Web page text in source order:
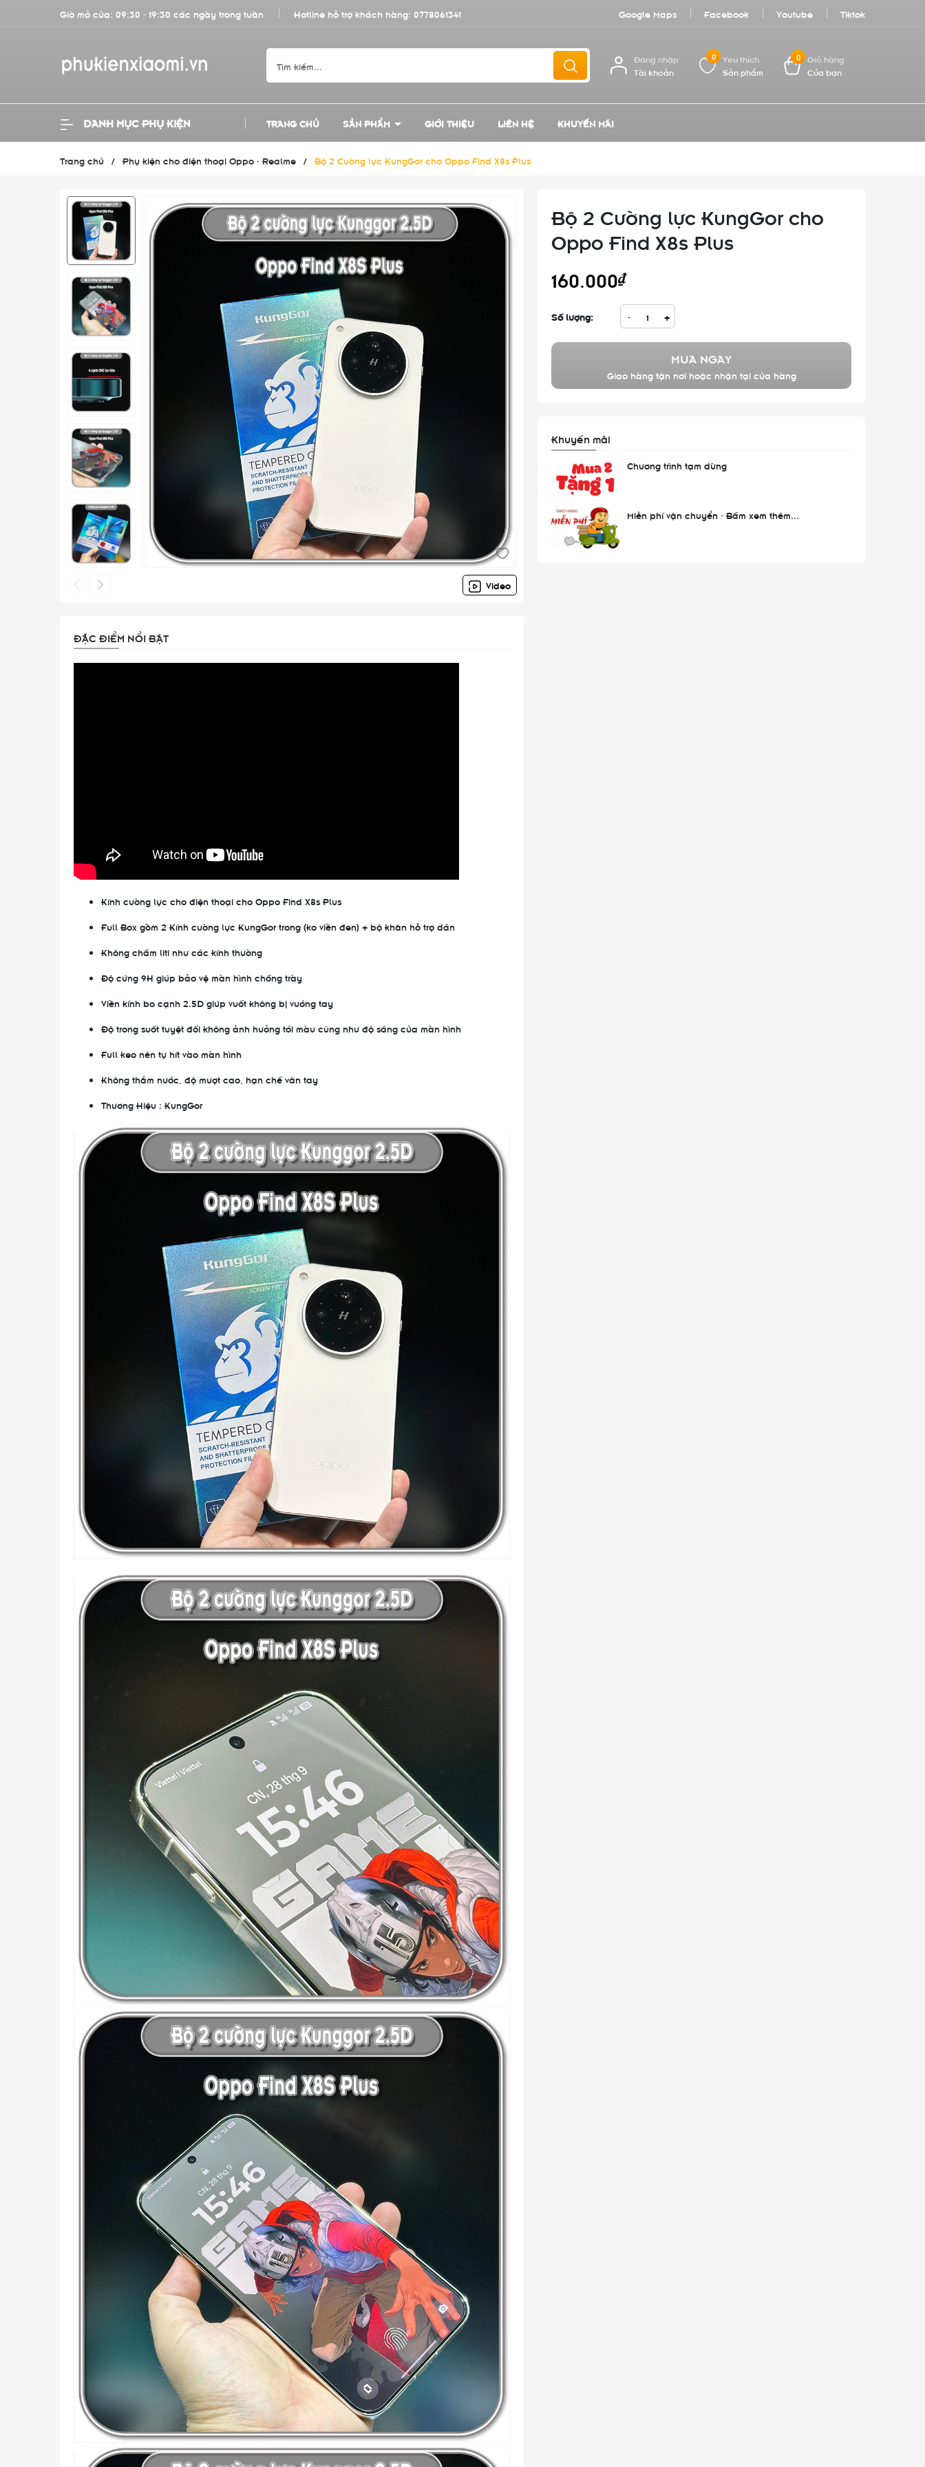
Giờ mở cửa: 09:30 - 19:30 các ngày trong tuần Hotline hỗ trợ khách hàng: 0778061341 Google Maps Facebook Youtube Tiktok
Đăng nhập
Tài khoản
0
Yêu thích
Sản phẩm
0
Giỏ hàng
Của bạn
DANH MỤC PHỤ KIỆN TRANG CHỦ SẢN PHẨM GIỚI THIỆU LIÊN HỆ KHUYẾN MÃI
Trang chủ / Phụ kiện cho điện thoại Oppo - Realme / Bộ 2 Cường lực KungGor cho Oppo Find X8s Plus
Video
ĐẶC ĐIỂM NỔI BẬT
Kính cường lực cho điện thoại cho Oppo Find X8s Plus
Full Box gồm 2 Kính cường lực KungGor trong (ko viền đen) + bộ khăn hỗ trợ dán
Không chấm liti như các kính thường
Độ cứng 9H giúp bảo vệ màn hình chống trày
Viền kính bo cạnh 2.5D giúp vuốt không bị vướng tay
Độ trong suốt tuyệt đối không ảnh hưởng tới màu cũng như độ sáng của màn hình
Full keo nên tự hít vào màn hình
Không thắm nước, độ mượt cao, hạn chế vân tay
Thương Hiệu : KungGor
Bộ 2 Cường lực KungGor cho
Oppo Find X8s Plus
160.000₫
Số lượng: - +
MUA NGAY
Giao hàng tận nơi hoặc nhận tại cửa hàng
Khuyến mãi
Chương trình tạm dừng
Miễn phí vận chuyển - Bấm xem thêm...